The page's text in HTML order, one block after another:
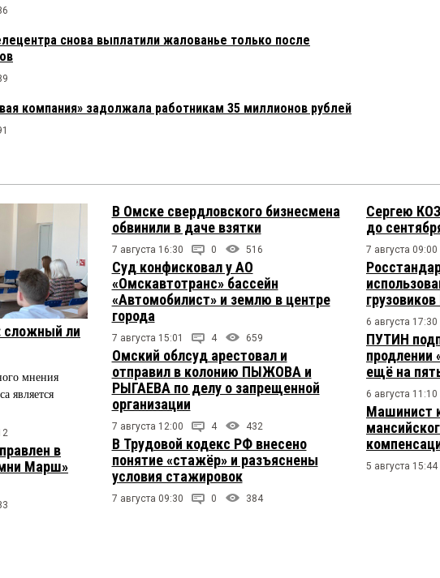
снова выплатили жалованье только после
компания» задолжала работникам 35 миллионов рублей
сложный ли
мнения
является
в
Марш»
В Омске свердловского бизнесмена
обвинили в даче взятки
7 августа 16:30 0 516
Суд конфисковал у АО
«Омскавтотранс» бассейн
«Автомобилист» и землю в центре
города
7 августа 15:01 4 659
Омский облсуд арестовал и
отправил в колонию ПЫЖОВА и
РЫГАЕВА по делу о запрещенной
организации
7 августа 12:00 4 432
В Трудовой кодекс РФ внесено
понятие «стажёр» и разъяснены
условия стажировок
7 августа 09:30 0 384
Сергею
до
7 августа 09:00
6 августа 17:30
ПУТИН
продлении
ещё на
6 августа 11:10
Машинист
5 августа 15:44